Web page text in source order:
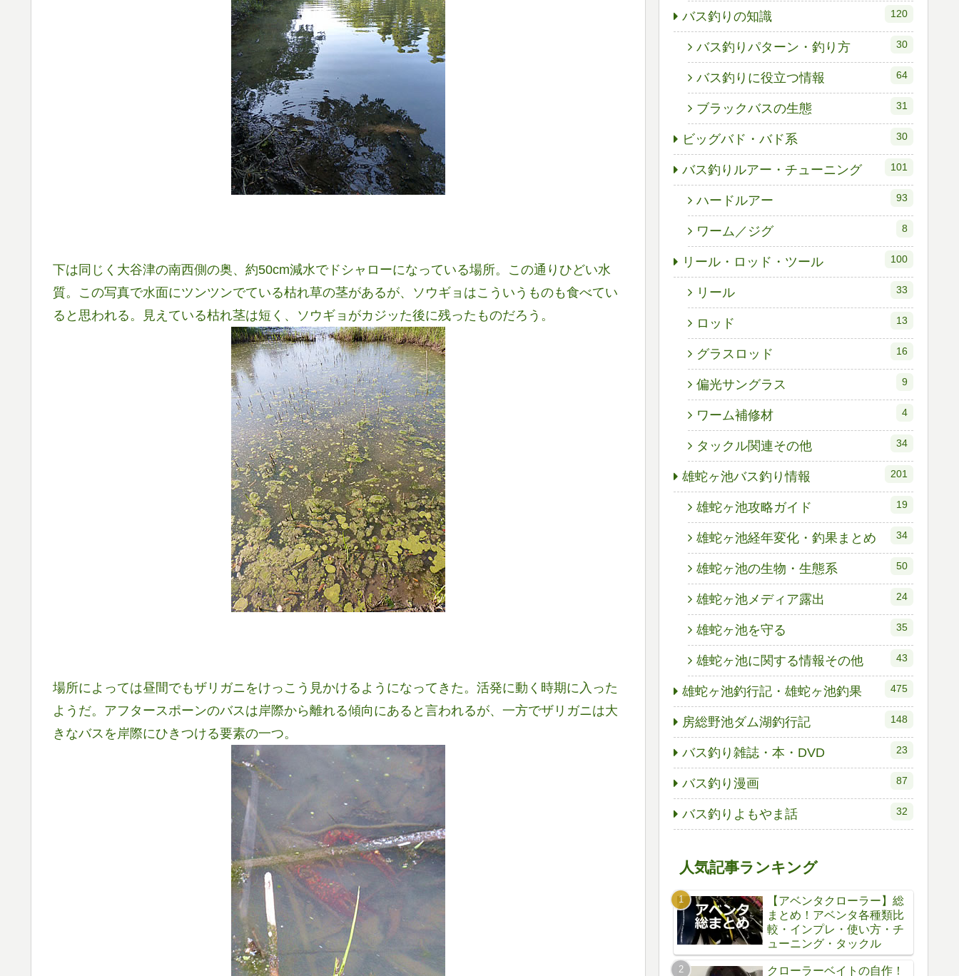
下は同じく大谷津の南西側の奥、約50cm減水でドシャローになっている場所。この通りひどい水
質。この写真で水面にツンツンでている枯れ草の茎があるが、ソウギョはこういうものも食べてい
ると思われる。見えている枯れ茎は短く、ソウギョがカジッた後に残ったものだろう。
場所によっては昼間でもザリガニをけっこう見かけるようになってきた。活発に動く時期に入った
ようだ。アフタースポーンのバスは岸際から離れる傾向にあると言われるが、一方でザリガニは大
きなバスを岸際にひきつける要素の一つ。
バス釣りの知識 120
バス釣りパターン・釣り方 30
バス釣りに役立つ情報 64
ブラックバスの生態 31
ビッグバド・バド系 30
バス釣りルアー・チューニング 101
ハードルアー 93
ワーム／ジグ 8
リール・ロッド・ツール 100
リール 33
ロッド 13
グラスロッド 16
偏光サングラス 9
ワーム補修材 4
タックル関連その他 34
雄蛇ヶ池バス釣り情報 201
雄蛇ヶ池攻略ガイド 19
雄蛇ヶ池経年変化・釣果まとめ 34
雄蛇ヶ池の生物・生態系 50
雄蛇ヶ池メディア露出 24
雄蛇ヶ池を守る 35
雄蛇ヶ池に関する情報その他 43
雄蛇ヶ池釣行記・雄蛇ヶ池釣果 475
房総野池ダム湖釣行記 148
バス釣り雑誌・本・DVD 23
バス釣り漫画 87
バス釣りよもやま話 32
人気記事ランキング
【アベンタクローラー】総
まとめ！アベンタ各種類比
較・インプレ・使い方・チ
ューニング・タックル
クローラーベイトの自作！